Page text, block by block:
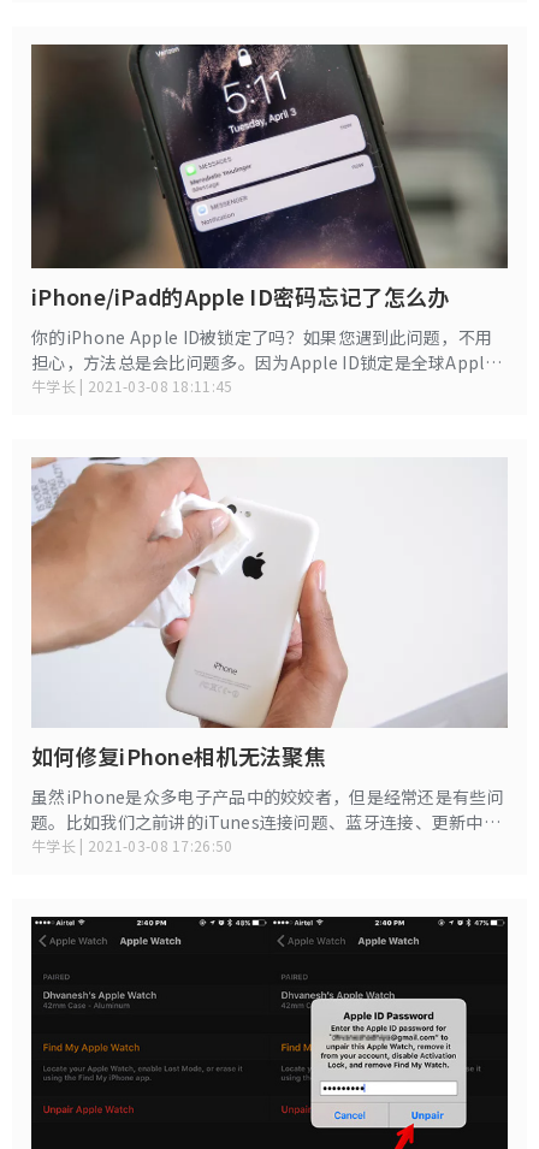
天我们就以三星手机为例，来和大家讨论一下那些大家还不知
道三星手机工程代码。
iPhone/iPad的Apple ID密码忘记了怎么办
你的iPhone Apple ID被锁定了吗？如果您遇到此问题，不用
担心，方法总是会比问题多。因为Apple ID锁定是全球Apple
用户的常见问题。在这篇文章中，我们将讨论Apple ID锁定及
牛学长 | 2021-03-08 18:11:45
如何修复iPhone相机无法聚焦
虽然iPhone是众多电子产品中的姣姣者，但是经常还是有些问
题。比如我们之前讲的iTunes连接问题、蓝牙连接、更新中断
的问题，还有之前讨论过的相机无法聚焦的问题《iPhone XS
的相机无法聚焦的问题，讲的比较简单。 今天，详细讨论一下
关于iPhone相机无法聚焦的相关解决办法有哪些？
牛学长 | 2021-03-08 17:26:50